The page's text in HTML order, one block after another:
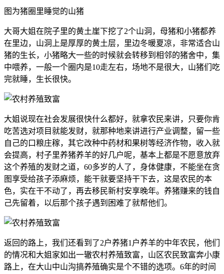
图为猪圈里睡觉的山猪
大哥大姐在院子里的黄土崖下挖了2个山洞，母猪和小猪都养
在里边，山洞上是厚厚的黄土层，里边冬暖夏凉，非常适合山
猪的生长，小猪略大一些的时候就会转移到相邻的猪舍中，集
中喂养，一般一个圈内是10走左右，场地不是很大，山猪们吃
完就睡，生长很快。
大姐说现在社会发展很快什么都好，就拿农民来讲，只要你肯
吃苦选对项目就能发财，就那种地来讲进行产业调整，留一些
自己的口粮庄稼，其它改种中药材和果树等经济作物，收入就
会提高，村子里养猪养羊的好几户呢，基本上都是不愿意放弃
这个养殖的发财之道，60多岁的人了，身体健康，不能坐在贪
图享受给孩子添麻烦，能干就要坚持干下去，这是农民的本
色，实在干不动了，再去移民新村安享晚年。养猪赚来的钱自
己先留着，以后那个孩子遇到困难了就帮他们。
返回的路上，我们还看到了2户养猪1户养羊的中年农民，他们
的情况和大姐家如出一辙农村养殖致富，山区农民致富奔小康
路上，在大山中山沟搞养殖确实是个不错的选项。6年的时间